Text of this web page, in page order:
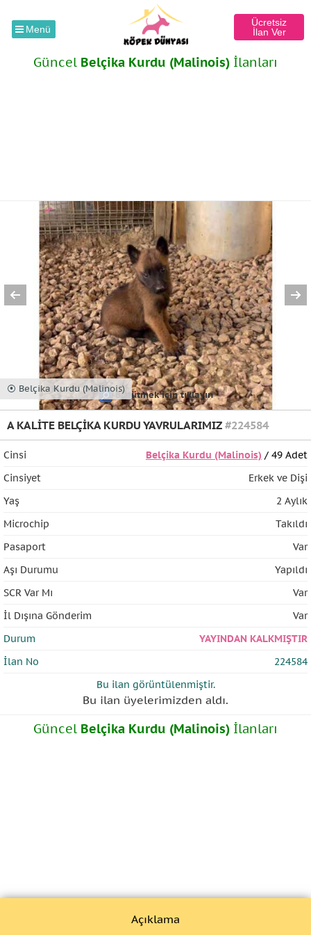
Menü
Ücretsiz
İlan Ver
Güncel Belçika Kurdu (Malinois) İlanları
⦿ Belçika Kurdu (Malinois)
Büyütmek için tıklayın
A KALİTE BELÇİKA KURDU YAVRULARIMIZ #224584
Cinsi Belçika Kurdu (Malinois) / 49 Adet
Cinsiyet
Erkek ve Dişi
Yaş
2 Aylık
Microchip
Takıldı
Pasaport
Var
Aşı Durumu
Yapıldı
SCR Var Mı
Var
İl Dışına Gönderim
Var
Durum
YAYINDAN KALKMIŞTIR
İlan No
224584
Bu ilan görüntülenmiştir.
Bu ilan üyelerimizden aldı.
Güncel Belçika Kurdu (Malinois) İlanları
Açıklama